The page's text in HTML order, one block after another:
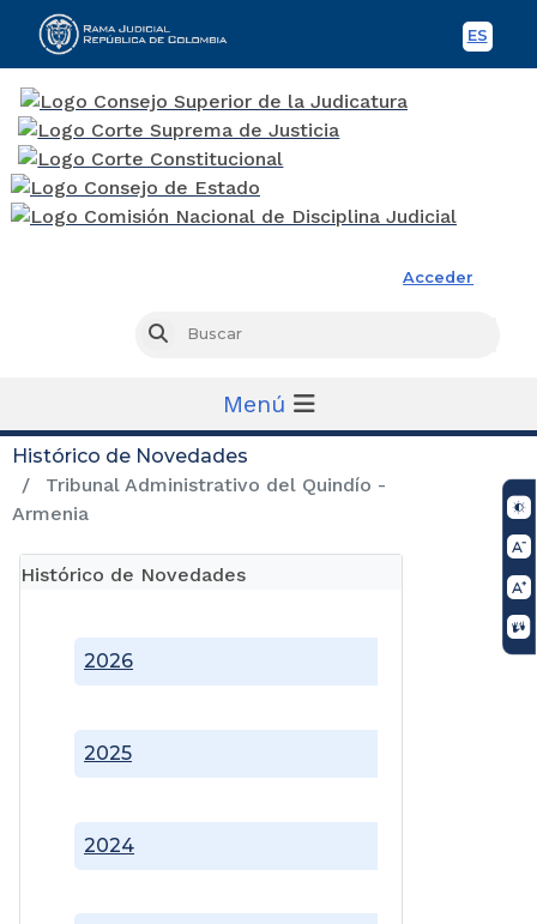
ES
Acceder
Buscar
Menú
Histórico de Novedades
Tribunal Administrativo del Quindío -
Armenia
Histórico de Novedades
2024
2025
2026